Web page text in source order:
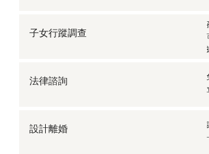
子女行蹤調查
法律諮詢
設計離婚